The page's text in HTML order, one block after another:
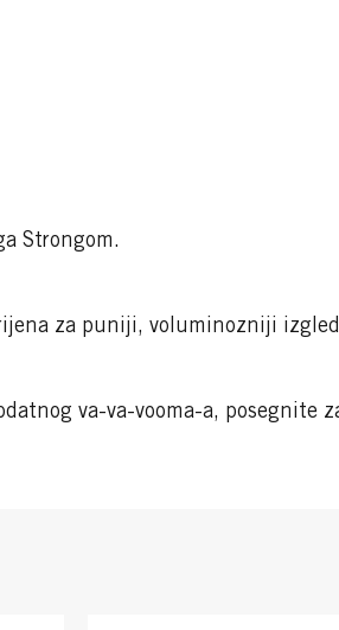
Strongom.
za puniji, voluminozniji
va-va-vooma-a, posegnite